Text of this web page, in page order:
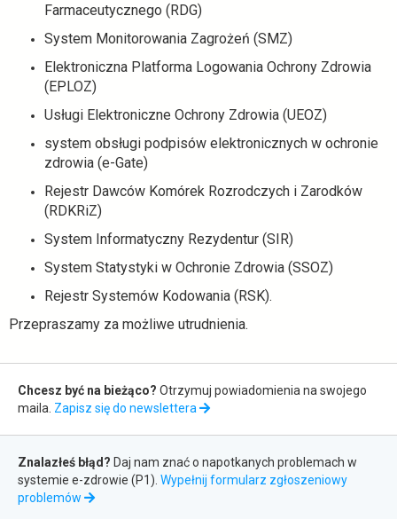
Farmaceutycznego (RDG)
System Monitorowania Zagrożeń (SMZ)
Elektroniczna Platforma Logowania Ochrony Zdrowia
(EPLOZ)
Usługi Elektroniczne Ochrony Zdrowia (UEOZ)
system obsługi podpisów elektronicznych w ochronie
zdrowia (e-Gate)
Rejestr Dawców Komórek Rozrodczych i Zarodków
(RDKRiZ)
System Informatyczny Rezydentur (SIR)
System Statystyki w Ochronie Zdrowia (SSOZ)
Rejestr Systemów Kodowania (RSK).
Przepraszamy za możliwe utrudnienia.
Zapis
do
newslettera
Chcesz być na bieżąco? Otrzymuj powiadomienia na swojego
maila. Zapisz się do newslettera
Zgłaszanie
błędów
Znalazłeś błąd? Daj nam znać o napotkanych problemach w
systemie e-zdrowie (P1). Wypełnij formularz zgłoszeniowy
problemów
otwiera